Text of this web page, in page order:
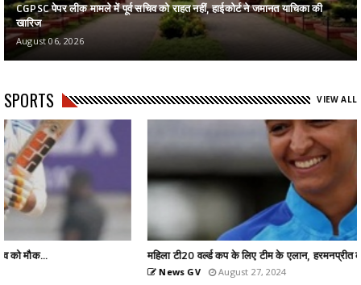
CGPSC पेपर लीक मामले में पूर्व सचिव को राहत नहीं, हाईकोर्ट ने जमानत याचिका की
खारिज
August 06, 2026
SPORTS VIEW ALL
महिला टी20 वर्ल्ड कप के लिए टीम के एलान, हरमनप्रीत को कप्तान...